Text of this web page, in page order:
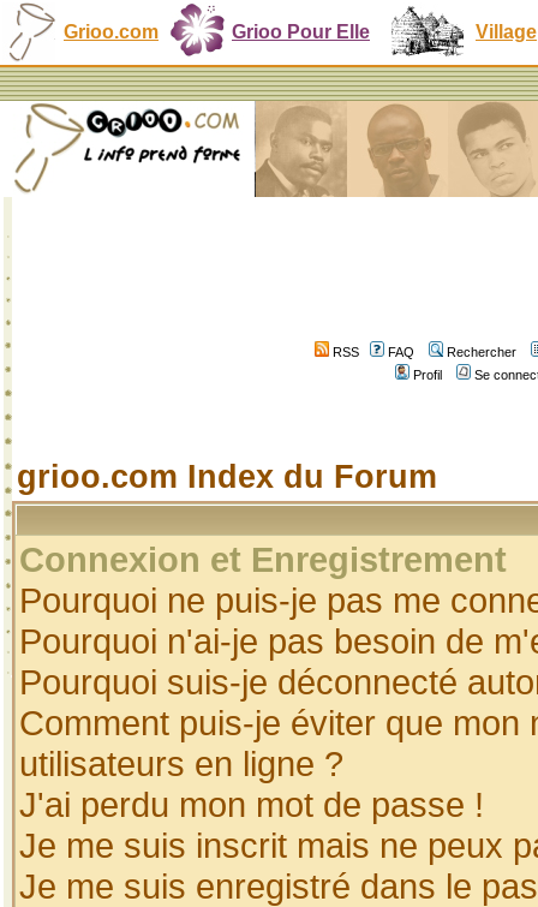
Grioo.com Grioo Pour Elle Village
RSS FAQ
Rechercher
Profil
Se
grioo.com Index du Forum
Connexion et Enregistrement
Pourquoi ne puis-je pas me
Pourquoi n'ai-je pas besoin de
Pourquoi suis-je déconnecté
Comment puis-je éviter que
utilisateurs en ligne ?
J'ai perdu mon mot de passe !
Je me suis inscrit mais ne peux
Je me suis enregistré dans le